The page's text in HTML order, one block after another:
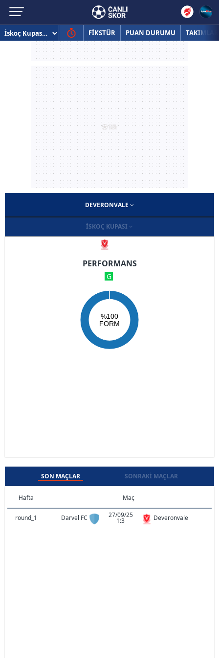
FİKSTÜR PUAN DURUMU TAKIMLAR
DEVERONVALE
İSKOÇ KUPASI
PERFORMANS
G
%100
FORM
SON MAÇLAR SONRAKI MAÇLAR
Hafta Maç
round_1 Darvel FC 27/09/25
1:3 Deveronvale